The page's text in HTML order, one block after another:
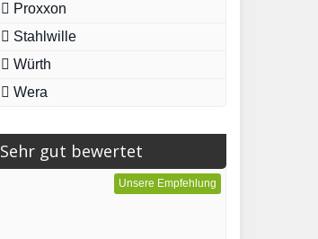
Proxxon
Stahlwille
Würth
Wera
Sehr gut bewertet
Unsere Empfehlung